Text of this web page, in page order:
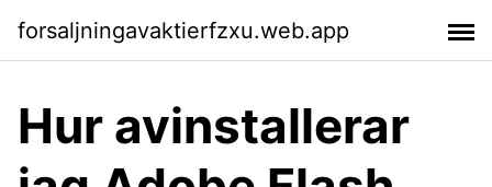
forsaljningavaktierfzxu.web.app
Hur avinstallerar